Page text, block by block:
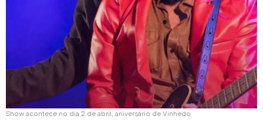
Show acontece no dia 2 de abril, aniversário de Vinhedo